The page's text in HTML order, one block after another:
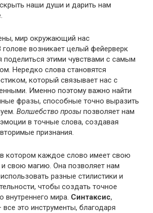
наши души и дарить нам
мир окружающий нас
голове возникает целый фейерверк
поделиться этими чувствами с самым
Нередко слова становятся
который связывает нас с
Именно поэтому важно найти
фразы, способные точно выразить
Волшебство прозы позволяет нам
в точные слова, создавая
признания.
котором каждое слово имеет свою
свою магию. Она позволяет нам
разные стилистики и
чтобы создать точное
внутреннего мира. Синтаксис,
все это инструменты, благодаря